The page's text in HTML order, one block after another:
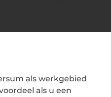
als werkgebied
als u een